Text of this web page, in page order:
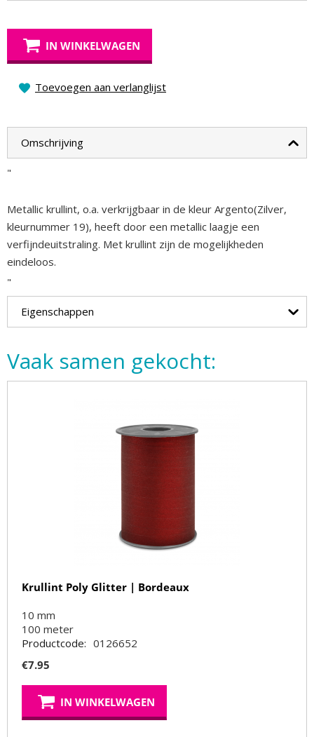
IN WINKELWAGEN
Toevoegen aan verlanglijst
Omschrijving
"
Metallic krullint, o.a. verkrijgbaar in de kleur Argento(Zilver,
kleurnummer 19), heeft door een metallic laagje een
verfijndeuitstraling. Met krullint zijn de mogelijkheden
eindeloos.
"
Eigenschappen
Vaak samen gekocht:
Krullint Poly Glitter | Bordeaux
10 mm
100 meter
Productcode: 0126652
€7.95
IN WINKELWAGEN